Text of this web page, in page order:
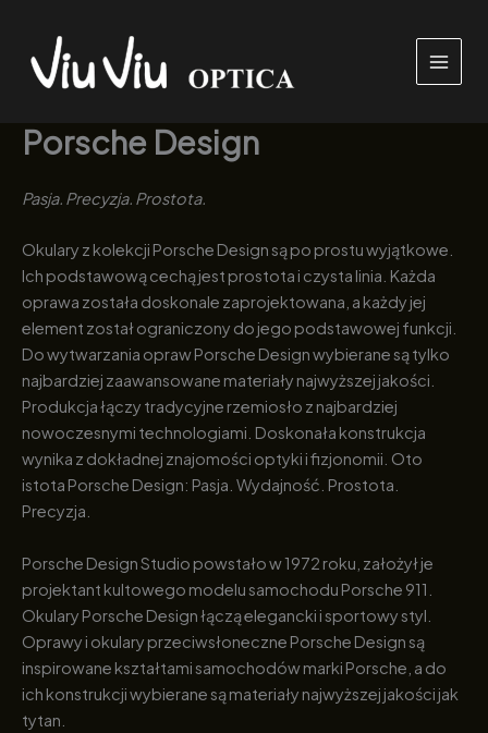
treści
Porsche Design
Pasja. Precyzja. Prostota.
Okulary z kolekcji Porsche Design są po prostu wyjątkowe.
Ich podstawową cechą jest prostota i czysta linia. Każda
oprawa została doskonale zaprojektowana, a każdy jej
element został ograniczony do jego podstawowej funkcji.
Do wytwarzania opraw Porsche Design wybierane są tylko
najbardziej zaawansowane materiały najwyższej jakości.
Produkcja łączy tradycyjne rzemiosło z najbardziej
nowoczesnymi technologiami. Doskonała konstrukcja
wynika z dokładnej znajomości optyki i fizjonomii. Oto
istota Porsche Design: Pasja. Wydajność. Prostota.
Precyzja.
Porsche Design Studio powstało w 1972 roku, założył je
projektant kultowego modelu samochodu Porsche 911.
Okulary Porsche Design łączą elegancki i sportowy styl.
Oprawy i okulary przeciwsłoneczne Porsche Design są
inspirowane kształtami samochodów marki Porsche, a do
ich konstrukcji wybierane są materiały najwyższej jakości jak
tytan.